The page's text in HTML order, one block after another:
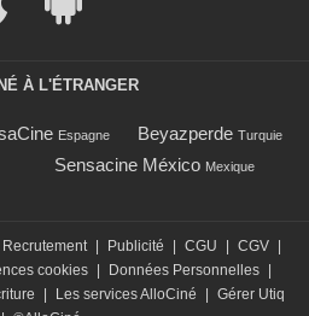
À L'ÉTRANGER
Espagne Beyazperde Turquie
Sensacine México Mexique
Recrutement Publicité CGU CGV
cookies Données Personnelles
Les services AlloCiné
Gérer Utiq